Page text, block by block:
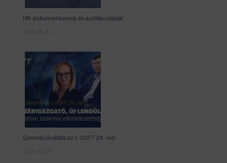
HR dokumentumok és auditkockázat
Generációváltás az L-SOFT Zrt.-nél